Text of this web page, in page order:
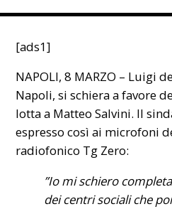
[ads1]
NAPOLI, 8 MARZO – Luigi
Napoli, si schiera a favore
lotta a Matteo Salvini. Il
espresso così ai microfoni
radiofonico Tg Zero:
”Io mi schiero
dei centri sociali che